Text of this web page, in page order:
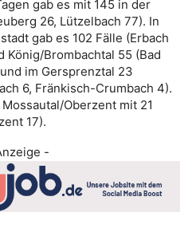
gab es mit 145 in der
26, Lützelbach 77). In
gab es 102 Fälle (Erbach
König/Brombachtal 55 (Bad
im Gersprenztal 23
6, Fränkisch-Crumbach 4).
Oberzent mit 21
17).
-